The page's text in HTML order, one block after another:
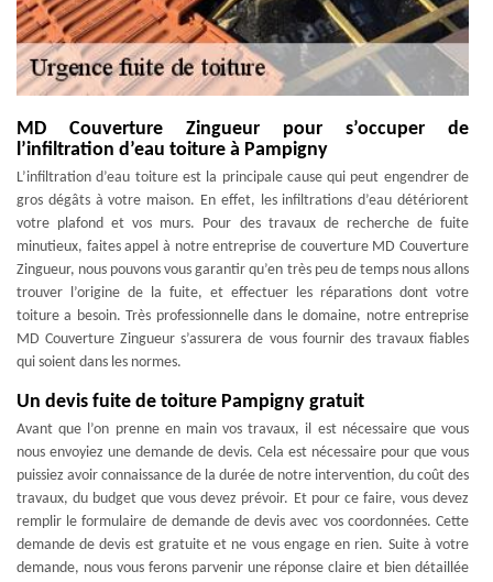
MD Couverture Zingueur pour s’occuper de
l’infiltration d’eau toiture à Pampigny
L’infiltration d’eau toiture est la principale cause qui peut engendrer de
gros dégâts à votre maison. En effet, les infiltrations d’eau détériorent
votre plafond et vos murs. Pour des travaux de recherche de fuite
minutieux, faites appel à notre entreprise de couverture MD Couverture
Zingueur, nous pouvons vous garantir qu’en très peu de temps nous allons
trouver l’origine de la fuite, et effectuer les réparations dont votre
toiture a besoin. Très professionnelle dans le domaine, notre entreprise
MD Couverture Zingueur s’assurera de vous fournir des travaux fiables
qui soient dans les normes.
Un devis fuite de toiture Pampigny gratuit
Avant que l’on prenne en main vos travaux, il est nécessaire que vous
nous envoyiez une demande de devis. Cela est nécessaire pour que vous
puissiez avoir connaissance de la durée de notre intervention, du coût des
travaux, du budget que vous devez prévoir. Et pour ce faire, vous devez
remplir le formulaire de demande de devis avec vos coordonnées. Cette
demande de devis est gratuite et ne vous engage en rien. Suite à votre
demande, nous vous ferons parvenir une réponse claire et bien détaillée